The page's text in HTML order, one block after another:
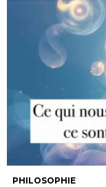
PHILOSOPHIE